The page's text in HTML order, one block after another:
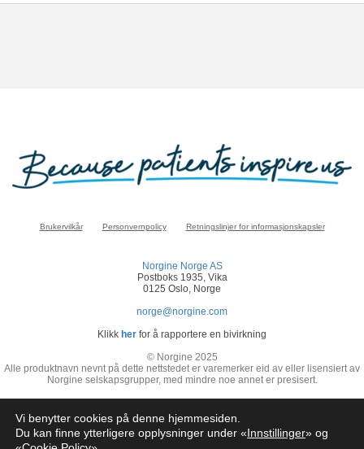
Brukervilkår Personvernpolicy Retningslinjer for informasjonskapsler
Norgine Norge AS
Postboks 1935, Vika
0125 Oslo, Norge
norge@norgine.com
Klikk her for å rapportere en bivirkning
© Norgine 2025
Alle produktnavn nevnt på dette nettstedet er varemerker eid av eller lisensiert av
Norgine selskapsgrupper, med mindre noe annet er presisert.
Vi benytter cookies på denne hjemmesiden.
Du kan finne ytterligere opplysninger under «Innstillinger» og